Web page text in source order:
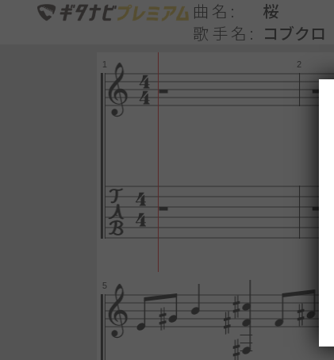
曲名
桜
歌手名
コブクロ